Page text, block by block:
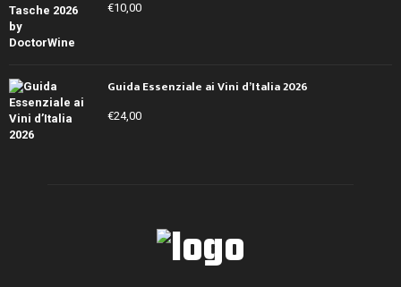
€10,00
Guida Essenziale ai Vini d’Italia 2026
€24,00